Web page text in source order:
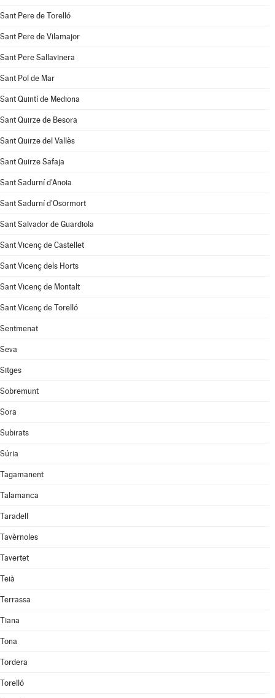
Sant Pere de Torelló
Sant Pere de Vilamajor
Sant Pere Sallavinera
Sant Pol de Mar
Sant Quintí de Mediona
Sant Quirze de Besora
Sant Quirze del Vallès
Sant Quirze Safaja
Sant Sadurní d'Anoia
Sant Sadurní d'Osormort
Sant Salvador de Guardiola
Sant Vicenç de Castellet
Sant Vicenç dels Horts
Sant Vicenç de Montalt
Sant Vicenç de Torelló
Sentmenat
Seva
Sitges
Sobremunt
Sora
Subirats
Súria
Tagamanent
Talamanca
Taradell
Tavèrnoles
Tavertet
Teià
Terrassa
Tiana
Tona
Tordera
Torelló